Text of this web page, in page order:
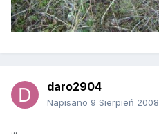
daro2904
Napisano 9 Sierpień 2008
...